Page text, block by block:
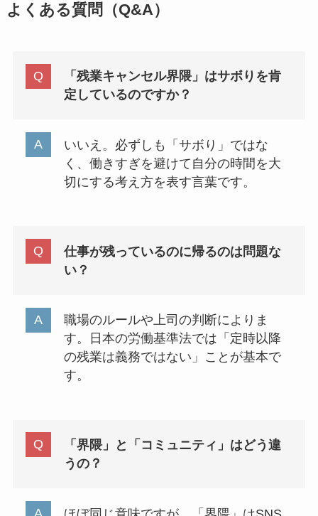
よくある質問（Q&A）
「残業キャンセル界隈」はサボりを肯
定しているのですか？
いいえ。必ずしも「サボり」ではな
く、働きすぎを避けて自分の時間を大
切にする考え方を表す言葉です。
仕事が残っているのに帰るのは問題な
い？
職場のルールや上司の判断によりま
す。日本の労働基準法では「定時以降
の残業は義務ではない」ことが基本で
す。
「界隈」と「コミュニティ」はどう違
うの？